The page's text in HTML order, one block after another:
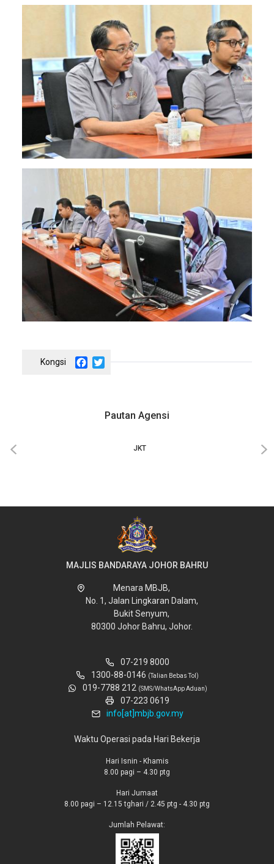
Facebook
Pautan Agensi
‹ ›
MAJLIS BANDARAYA JOHOR BAHRU
Menara MBJB,
No. 1, Jalan Lingkaran Dalam,
Bukit Senyum,
80300 Johor Bahru, Johor.
07-219 8000
1300-88-0146 (Talian Bebas Tol)
019-7788 212 (SMS/WhatsApp Aduan)
07-223 0619
info[at]mbjb.gov.my
Waktu Operasi pada Hari Bekerja
Hari Isnin - Khamis
8.00 pagi – 4.30 ptg
Hari Jumaat
8.00 pagi – 12.15 tghari / 2.45 ptg - 4.30 ptg
Jumlah Pelawat: